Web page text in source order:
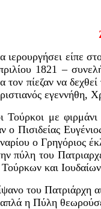
είπε
1821 –
τον πίεζαν να
εγεννήθη,
με
Πισιδείας
ο Γρηγόριος
πύλη του
και
του Πατριάρχη
απλά η Πύλη θεωρούσε